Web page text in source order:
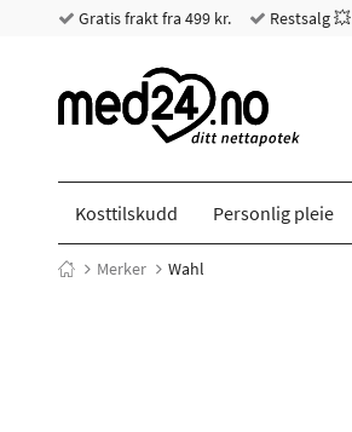
Gratis frakt fra 499 kr. Restsalg 💥
Kosttilskudd Personlig pleie
Merker Wahl